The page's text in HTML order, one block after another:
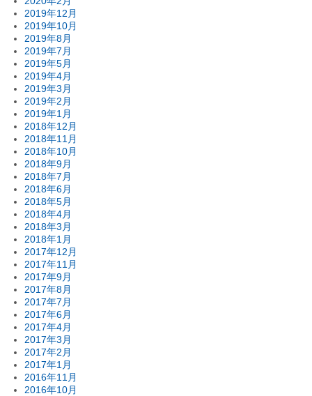
2019年12月
2019年10月
2019年8月
2019年7月
2019年5月
2019年4月
2019年3月
2019年2月
2019年1月
2018年12月
2018年11月
2018年10月
2018年9月
2018年7月
2018年6月
2018年5月
2018年4月
2018年3月
2018年1月
2017年12月
2017年11月
2017年9月
2017年8月
2017年7月
2017年6月
2017年4月
2017年3月
2017年2月
2017年1月
2016年11月
2016年10月